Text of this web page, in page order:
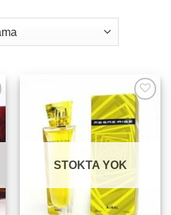
Add to
wishlist
STOKTA YOK